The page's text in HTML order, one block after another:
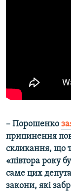
– Порошенко
припинення
скликання, що
«півтора року
саме цих
закони, які